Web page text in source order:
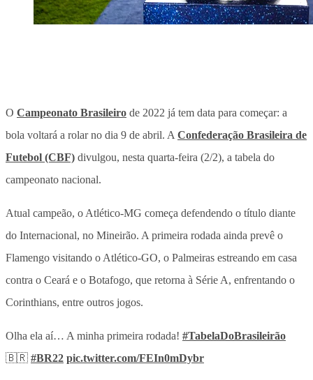
O Campeonato Brasileiro de 2022 já tem data para começar: a
bola voltará a rolar no dia 9 de abril. A Confederação Brasileira de
Futebol (CBF) divulgou, nesta quarta-feira (2/2), a tabela do
campeonato nacional.
Atual campeão, o Atlético-MG começa defendendo o título diante
do Internacional, no Mineirão. A primeira rodada ainda prevê o
Flamengo visitando o Atlético-GO, o Palmeiras estreando em casa
contra o Ceará e o Botafogo, que retorna à Série A, enfrentando o
Corinthians, entre outros jogos.
Olha ela aí… A minha primeira rodada! #TabelaDoBrasileirão
🇧🇷 #BR22 pic.twitter.com/FEIn0mDybr